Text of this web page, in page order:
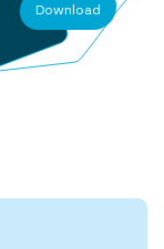
Download